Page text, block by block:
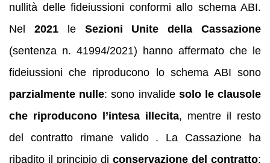
nullità delle fideiussioni conformi allo schema ABI.
Nel 2021le Sezioni Unite della Cassazione
(sentenza n. 41994/2021) hanno affermato che le
fideiussioni che riproducono lo schema ABI sono
parzialmente nulle: sono invalide solo le clausole
che riproducono l’intesa illecita, mentre il resto
del contratto rimane valido . La Cassazione ha
ribadito il principio di conservazione del contratto: